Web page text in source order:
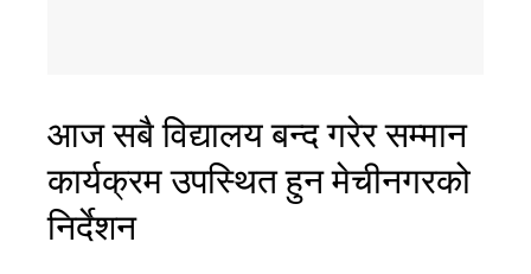
आज सबै विद्यालय बन्द गरेर सम्मान
कार्यक्रम उपस्थित हुन मेचीनगरको
निर्देशन